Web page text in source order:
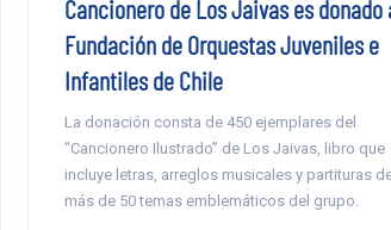
Cancionero de Los Jaivas es donado
Fundación de Orquestas Juveniles e
Infantiles de Chile
La donación consta de 450 ejemplares del
“Cancionero Ilustrado” de Los Jaivas, libro que
incluye letras, arreglos musicales y partituras
más de 50 temas emblemáticos del grupo.